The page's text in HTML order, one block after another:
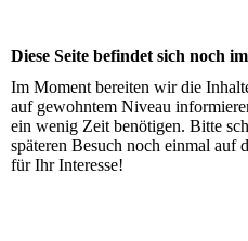
Diese Seite befindet sich noch
Im Moment bereiten wir die
auf gewohntem Niveau
ein wenig Zeit benötigen. Bitte
späteren Besuch noch einmal auf
für Ihr Interesse!